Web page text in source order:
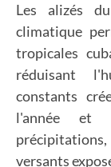
Les alizés
climatique
tropicales
réduisant
constants
l'année et
versants